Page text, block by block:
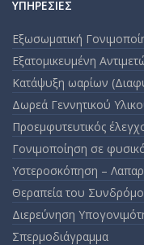
ΥΠΗΡΕΣΊΕΣ
Εξωσωματική
Εξατομικευμένη
Κατάψυξη ωαρίων
Δωρεά Γεννητικού
Προεμφυτευτικός
Γονιμοποίηση σε
Υστεροσκόπηση –
Θεραπεία του
Διερεύνηση
Σπερμοδιάγραμμα